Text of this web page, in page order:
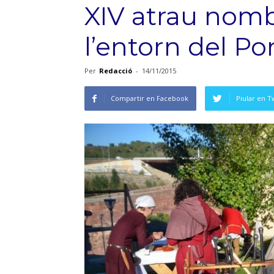
XIV atrau
l’entorn del
Per Redacció - 14/11/2015
Compartir en Facebook Piular en